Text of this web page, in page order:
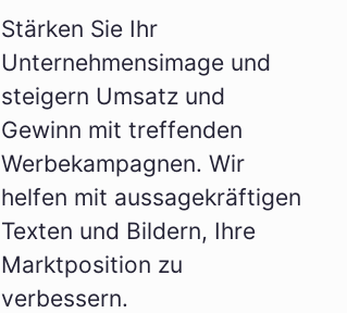
Stärken Sie Ihr
Unternehmensimage und
steigern Umsatz und
Gewinn mit treffenden
Werbekampagnen. Wir
helfen mit aussagekräftigen
Texten und Bildern, Ihre
Marktposition zu
verbessern.